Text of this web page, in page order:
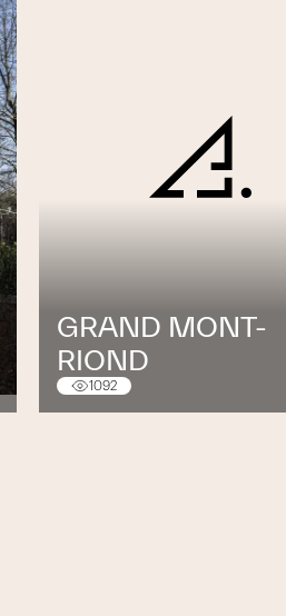
GRAND MONT-
RIOND
1092